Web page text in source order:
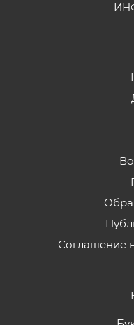
Соглашение